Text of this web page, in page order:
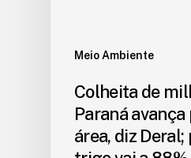
Meio Ambiente
Colheita de
Paraná
área, diz